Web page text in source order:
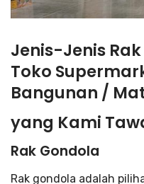
Jenis-Jenis
Toko
Bangunan /
yang Kami
Rak Gondola
Rak gondola adalah